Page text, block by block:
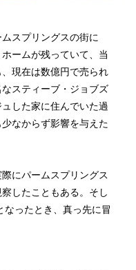
スプリングスの街に
ームが残っていて、当
現在は数億円で売られ
スティーブ・ジョブズ
した家に住んでいた過
なからず影響を与えた
にパームスプリングス
したこともある。そし
ったとき、真っ先に冒